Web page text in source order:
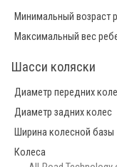
Минимальный возраст
Максимальный вес
Шасси коляски
Диаметр передних
Диаметр задних колес
Ширина колесной базы
Колеса